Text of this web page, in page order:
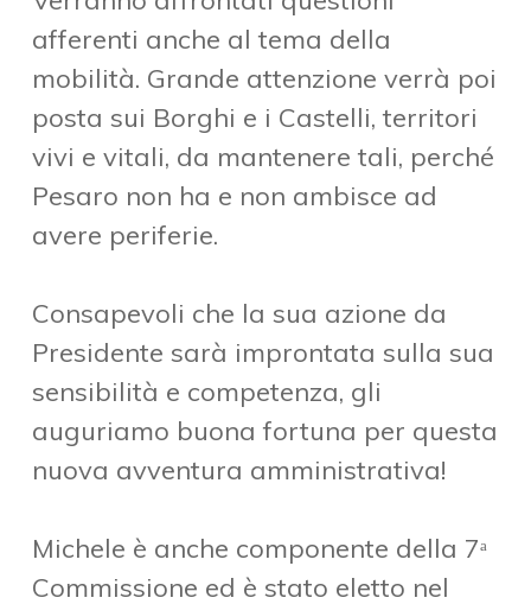
afferenti anche al tema della
mobilità. Grande attenzione verrà poi
posta sui Borghi e i Castelli, territori
vivi e vitali, da mantenere tali, perché
Pesaro non ha e non ambisce ad
avere periferie.
Consapevoli che la sua azione da
Presidente sarà improntata sulla sua
sensibilità e competenza, gli
auguriamo buona fortuna per questa
nuova avventura amministrativa!
Michele è anche componente della 7ᵃ
Commissione ed è stato eletto nel